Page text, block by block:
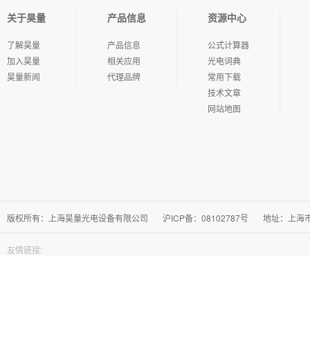
关于昊量
了解昊量
加入昊量
昊量新闻
产品信息
产品信息
相关应用
代理品牌
资源中心
公式计算器
光电词典
常用下载
技术文章
网站地图
版权所有：上海昊量光电设备有限公司 沪ICP备：08102787号 地址：上海
友情链接: